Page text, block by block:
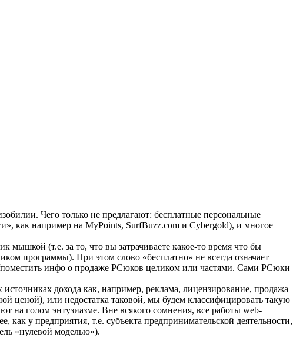
Чего только не предлагают: бесплатные персональные
как например на MyPoints, SurfBuzz.com и Cybergold), и многое
мышкой (т.е. за то, что вы затрачиваете какое-то время что бы
программы). При этом слово «бесплатно» не всегда означает
поместить инфо о продаже PСюков целиком или частями. Сами PCюки
дохода как, например, реклама, лицензирование, продажа
ценой), или недостатка таковой, мы будем классифицировать такую
на голом энтузиазме. Вне всякого сомнения, все работы web-
у предприятия, т.е. субъекта предпринимательской деятельности,
«нулевой моделью»).